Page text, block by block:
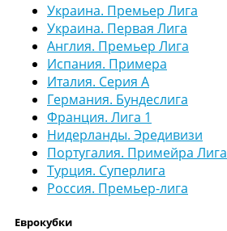
Украина. Премьер Лига
Украина. Первая Лига
Англия. Премьер Лига
Испания. Примера
Италия. Серия А
Германия. Бундеслига
Франция. Лига 1
Нидерланды. Эредивизи
Португалия. Примейра Лига
Турция. Суперлига
Россия. Премьер-лига
Еврокубки